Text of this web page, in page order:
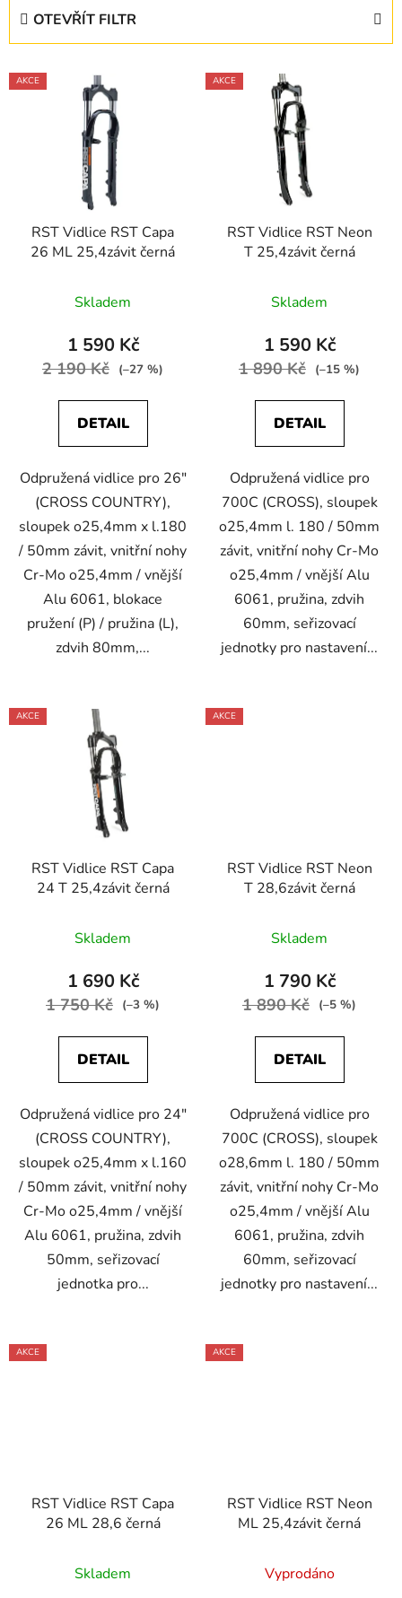
p
OTEVŘÍT FILTR
V
ý
AKCE
RST Vidlice RST Capa
26 ML 25,4závit černá
Skladem
1 590 Kč
2 190 Kč (–27 %)
DETAIL
Odpružená vidlice pro 26"
(CROSS COUNTRY),
sloupek o25,4mm x l.180
/ 50mm závit, vnitřní nohy
Cr-Mo o25,4mm / vnější
Alu 6061, blokace
pružení (P) / pružina (L),
zdvih 80mm,...
AKCE
RST Vidlice RST Neon
T 25,4závit černá
Skladem
1 590 Kč
1 890 Kč (–15 %)
DETAIL
Odpružená vidlice pro
700C (CROSS), sloupek
o25,4mm l. 180 / 50mm
závit, vnitřní nohy Cr-Mo
o25,4mm / vnější Alu
6061, pružina, zdvih
60mm, seřizovací
jednotky pro nastavení...
AKCE
RST Vidlice RST Capa
24 T 25,4závit černá
Skladem
1 690 Kč
1 750 Kč (–3 %)
DETAIL
Odpružená vidlice pro 24"
(CROSS COUNTRY),
sloupek o25,4mm x l.160
/ 50mm závit, vnitřní nohy
Cr-Mo o25,4mm / vnější
Alu 6061, pružina, zdvih
50mm, seřizovací
jednotka pro...
AKCE
RST Vidlice RST Neon
T 28,6závit černá
Skladem
1 790 Kč
1 890 Kč (–5 %)
DETAIL
Odpružená vidlice pro
700C (CROSS), sloupek
o28,6mm l. 180 / 50mm
závit, vnitřní nohy Cr-Mo
o25,4mm / vnější Alu
6061, pružina, zdvih
60mm, seřizovací
jednotky pro nastavení...
AKCE
RST Vidlice RST Capa
26 ML 28,6 černá
Skladem
AKCE
RST Vidlice RST Neon
ML 25,4závit černá
Vyprodáno